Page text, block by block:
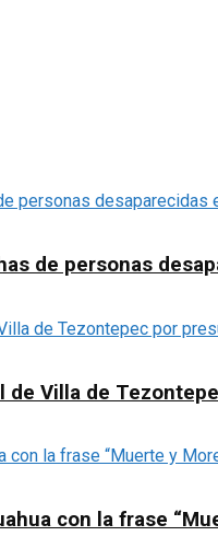
de personas
de Villa de
con la frase